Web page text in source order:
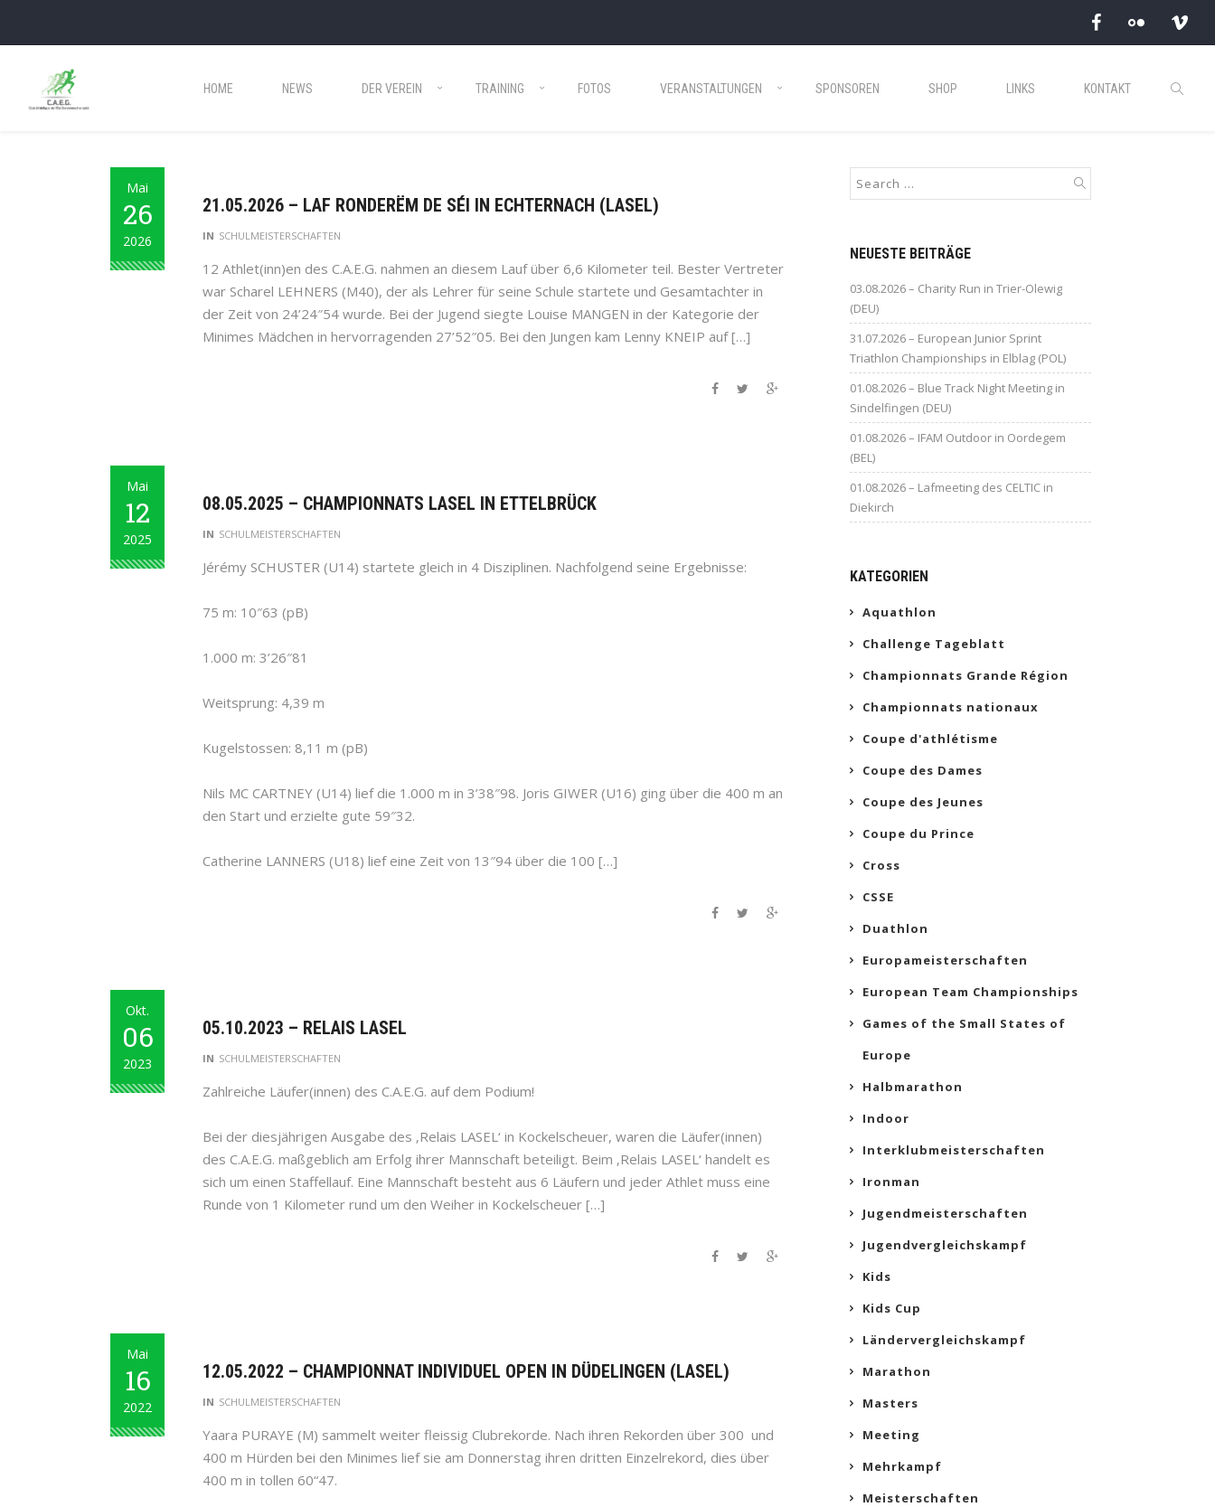
HOME NEWS DER VEREIN TRAINING FOTOS VERANSTALTUNGEN SPONSOREN SHOP LINKS KONTAKT
Mai
26
2026
21.05.2026 – LAF RONDERËM DE SÉI IN ECHTERNACH (LASEL)
IN SCHULMEISTERSCHAFTEN
12 Athlet(inn)en des C.A.E.G. nahmen an diesem Lauf über 6,6 Kilometer teil. Bester Vertreter
war Scharel LEHNERS (M40), der als Lehrer für seine Schule startete und Gesamtachter in
der Zeit von 24’24″54 wurde. Bei der Jugend siegte Louise MANGEN in der Kategorie der
Minimes Mädchen in hervorragenden 27’52″05. Bei den Jungen kam Lenny KNEIP auf […]
Mai
12
2025
08.05.2025 – CHAMPIONNATS LASEL IN ETTELBRÜCK
IN SCHULMEISTERSCHAFTEN
Jérémy SCHUSTER (U14) startete gleich in 4 Disziplinen. Nachfolgend seine Ergebnisse:
75 m: 10″63 (pB)
1.000 m: 3’26″81
Weitsprung: 4,39 m
Kugelstossen: 8,11 m (pB)
Nils MC CARTNEY (U14) lief die 1.000 m in 3’38″98. Joris GIWER (U16) ging über die 400 m an
den Start und erzielte gute 59″32.
Catherine LANNERS (U18) lief eine Zeit von 13″94 über die 100 […]
Okt.
06
2023
05.10.2023 – RELAIS LASEL
IN SCHULMEISTERSCHAFTEN
Zahlreiche Läufer(innen) des C.A.E.G. auf dem Podium!
Bei der diesjährigen Ausgabe des ‚Relais LASEL‘ in Kockelscheuer, waren die Läufer(innen)
des C.A.E.G. maßgeblich am Erfolg ihrer Mannschaft beteiligt. Beim ‚Relais LASEL‘ handelt es
sich um einen Staffellauf. Eine Mannschaft besteht aus 6 Läufern und jeder Athlet muss eine
Runde von 1 Kilometer rund um den Weiher in Kockelscheuer […]
Mai
16
2022
12.05.2022 – CHAMPIONNAT INDIVIDUEL OPEN IN DÜDELINGEN (LASEL)
IN SCHULMEISTERSCHAFTEN
Yaara PURAYE (M) sammelt weiter fleissig Clubrekorde. Nach ihren Rekorden über 300 und
400 m Hürden bei den Minimes lief sie am Donnerstag ihren dritten Einzelrekord, dies über
400 m in tollen 60“47.
NEUESTE BEITRÄGE
03.08.2026 – Charity Run in Trier-Olewig
(DEU)
31.07.2026 – European Junior Sprint
Triathlon Championships in Elblag (POL)
01.08.2026 – Blue Track Night Meeting in
Sindelfingen (DEU)
01.08.2026 – IFAM Outdoor in Oordegem
(BEL)
01.08.2026 – Lafmeeting des CELTIC in
Diekirch
KATEGORIEN
Aquathlon
Challenge Tageblatt
Championnats Grande Région
Championnats nationaux
Coupe d'athlétisme
Coupe des Dames
Coupe des Jeunes
Coupe du Prince
Cross
CSSE
Duathlon
Europameisterschaften
European Team Championships
Games of the Small States of
Europe
Halbmarathon
Indoor
Interklubmeisterschaften
Ironman
Jugendmeisterschaften
Jugendvergleichskampf
Kids
Kids Cup
Ländervergleichskampf
Marathon
Masters
Meeting
Mehrkampf
Meisterschaften